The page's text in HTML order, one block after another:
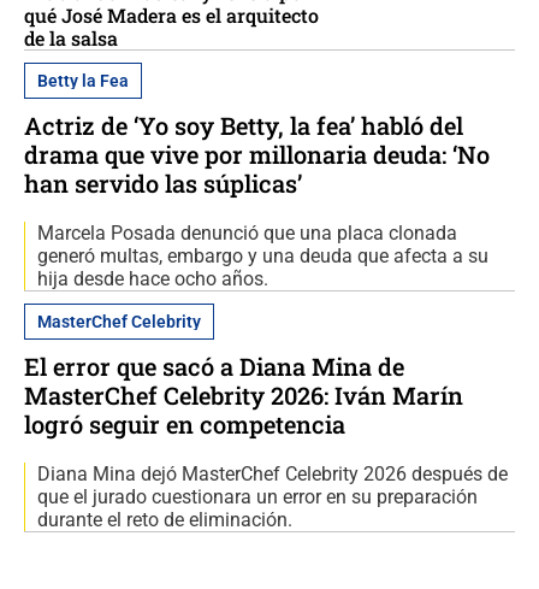
qué José Madera es el arquitecto
de la salsa
Betty la Fea
Actriz de ‘Yo soy Betty, la fea’ habló del
drama que vive por millonaria deuda: ‘No
han servido las súplicas’
Marcela Posada denunció que una placa clonada
generó multas, embargo y una deuda que afecta a su
hija desde hace ocho años.
MasterChef Celebrity
El error que sacó a Diana Mina de
MasterChef Celebrity 2026: Iván Marín
logró seguir en competencia
Diana Mina dejó MasterChef Celebrity 2026 después de
que el jurado cuestionara un error en su preparación
durante el reto de eliminación.